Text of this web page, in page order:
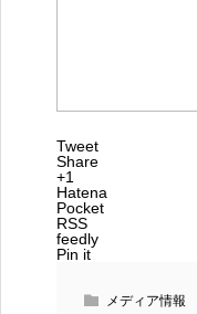
Tweet
Share
+1
Hatena
Pocket
RSS
feedly
Pin it
メディア情報